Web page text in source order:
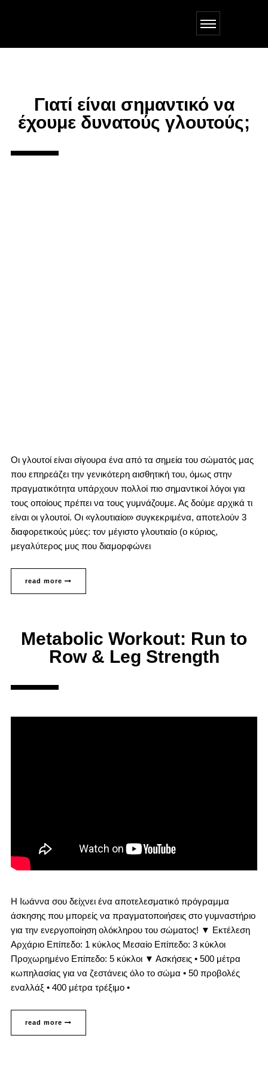
Γιατί είναι σημαντικό να
έχουμε δυνατούς γλουτούς;
Οι γλουτοί είναι σίγουρα ένα από τα σημεία του σώματός μας
που επηρεάζει την γενικότερη αισθητική του, όμως στην
πραγματικότητα υπάρχουν πολλοί πιο σημαντικοί λόγοι για
τους οποίους πρέπει να τους γυμνάζουμε. Ας δούμε αρχικά τι
είναι οι γλουτοί. Οι «γλουτιαίοι» συγκεκριμένα, αποτελούν 3
διαφορετικούς μύες: τον μέγιστο γλουτιαίο (ο κύριος,
μεγαλύτερος μυς που διαμορφώνει
read more
Metabolic Workout: Run to
Row & Leg Strength
Η Ιωάννα σου δείχνει ένα αποτελεσματικό πρόγραμμα
άσκησης που μπορείς να πραγματοποιήσεις στο γυμναστήριο
για την ενεργοποίηση ολόκληρου του σώματος! ▼ Εκτέλεση
Αρχάριο Επίπεδο: 1 κύκλος Μεσαίο Επίπεδο: 3 κύκλοι
Προχωρημένο Επίπεδο: 5 κύκλοι ▼ Ασκήσεις • 500 μέτρα
κωπηλασίας για να ζεστάνεις όλο το σώμα • 50 προβολές
εναλλάξ • 400 μέτρα τρέξιμο •
read more